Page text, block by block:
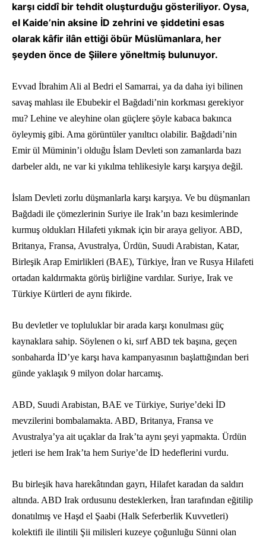
karşı ciddî bir tehdit oluşturduğu gösteriliyor. Oysa,
el Kaide’nin aksine İD zehrini ve şiddetini esas
olarak kâfir ilân ettiği öbür Müslümanlara, her
şeyden önce de Şiilere yöneltmiş bulunuyor.
Evvad İbrahim Ali al Bedri el Samarrai, ya da daha iyi bilinen
savaş mahlası ile Ebubekir el Bağdadi’nin korkması gerekiyor
mu? Lehine ve aleyhine olan güçlere şöyle kabaca bakınca
öyleymiş gibi. Ama görüntüler yanıltıcı olabilir. Bağdadi’nin
Emir ül Müminin’i olduğu İslam Devleti son zamanlarda bazı
darbeler aldı, ne var ki yıkılma tehlikesiyle karşı karşıya değil.
İslam Devleti zorlu düşmanlarla karşı karşıya. Ve bu düşmanları
Bağdadi ile çömezlerinin Suriye ile Irak’ın bazı kesimlerinde
kurmuş oldukları Hilafeti yıkmak için bir araya geliyor. ABD,
Britanya, Fransa, Avustralya, Ürdün, Suudi Arabistan, Katar,
Birleşik Arap Emirlikleri (BAE), Türkiye, İran ve Rusya Hilafeti
ortadan kaldırmakta görüş birliğine vardılar. Suriye, Irak ve
Türkiye Kürtleri de aynı fikirde.
Bu devletler ve topluluklar bir arada karşı konulması güç
kaynaklara sahip. Söylenen o ki, sırf ABD tek başına, geçen
sonbaharda İD’ye karşı hava kampanyasının başlattığından beri
günde yaklaşık 9 milyon dolar harcamış.
ABD, Suudi Arabistan, BAE ve Türkiye, Suriye’deki İD
mevzilerini bombalamakta. ABD, Britanya, Fransa ve
Avustralya’ya ait uçaklar da Irak’ta aynı şeyi yapmakta. Ürdün
jetleri ise hem Irak’ta hem Suriye’de İD hedeflerini vurdu.
Bu birleşik hava harekâtından gayrı, Hilafet karadan da saldırı
altında. ABD Irak ordusunu desteklerken, İran tarafından eğitilip
donatılmış ve Haşd el Şaabi (Halk Seferberlik Kuvvetleri)
kolektifi ile ilintili Şii milisleri kuzeye çoğunluğu Sünni olan